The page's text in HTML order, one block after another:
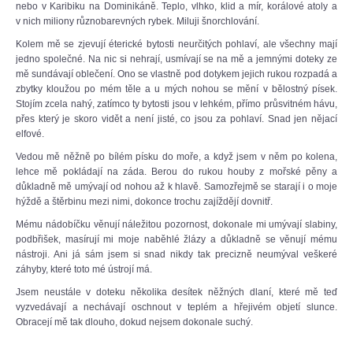
nebo v Karibiku na Dominikáně. Teplo, vlhko, klid a mír, korálové atoly a
v nich miliony různobarevných rybek. Miluji šnorchlování.
Kolem mě se zjevují éterické bytosti neurčitých pohlaví, ale všechny mají
jedno společné. Na nic si nehrají, usmívají se na mě a jemnými doteky ze
mě sundávají oblečení. Ono se vlastně pod dotykem jejich rukou rozpadá a
zbytky kloužou po mém těle a u mých nohou se mění v bělostný písek.
Stojím zcela nahý, zatímco ty bytosti jsou v lehkém, přímo průsvitném hávu,
přes který je skoro vidět a není jisté, co jsou za pohlaví. Snad jen nějací
elfové.
Vedou mě něžně po bílém písku do moře, a když jsem v něm po kolena,
lehce mě pokládají na záda. Berou do rukou houby z mořské pěny a
důkladně mě umývají od nohou až k hlavě. Samozřejmě se starají i o moje
hýždě a štěrbinu mezi nimi, dokonce trochu zajíždějí dovnitř.
Mému nádobíčku věnují náležitou pozornost, dokonale mi umývají slabiny,
podbřišek, masírují mi moje naběhlé žlázy a důkladně se věnují mému
nástroji. Ani já sám jsem si snad nikdy tak precizně neumýval veškeré
záhyby, které toto mé ústrojí má.
Jsem neustále v doteku několika desítek něžných dlaní, které mě teď
vyzvedávají a nechávají oschnout v teplém a hřejivém objetí slunce.
Obracejí mě tak dlouho, dokud nejsem dokonale suchý.